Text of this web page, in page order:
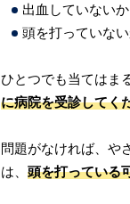
出血していないか
頭を打っていな
ひとつでも当てはま
に病院を受診してく
問題がなければ、や
は、 頭を打っている